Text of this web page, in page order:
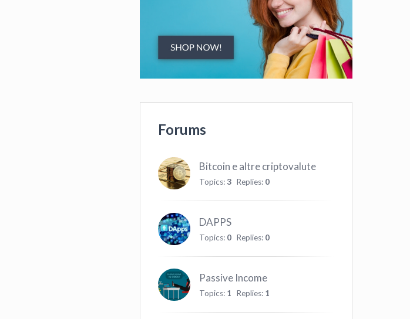
Forums
Bitcoin e altre criptovalute
Topics:3 Replies: 0
DAPPS
Topics: 0 Replies: 0
Passive Income
Topics: 1 Replies: 1